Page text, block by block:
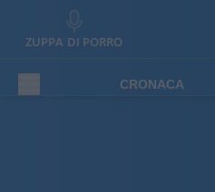
ZUPPA DI PORRO
CRONACA